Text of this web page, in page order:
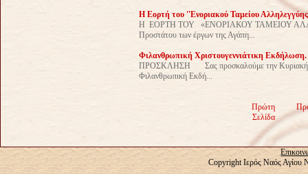
Η Εορτή του ''Ενοριακού Ταμείου
Η ΕΟΡΤΗ ΤΟΥ «ΕΝΟΡΙΑΚΟΥ ΤΑΜΕΙΟΥ
Προστάτου των έργων της Αγάπη...
Φιλανθρωπική Χριστουγεννιάτικη Εκδήλωση.
ΠΡΟΣΚΛΗΣΗ Σας προσκαλούμε την Κυριακή 11
Φιλανθρωπική Εκδή...
Πρώτη
Σελίδα
Copyright Ιερός Ναός Αγίου